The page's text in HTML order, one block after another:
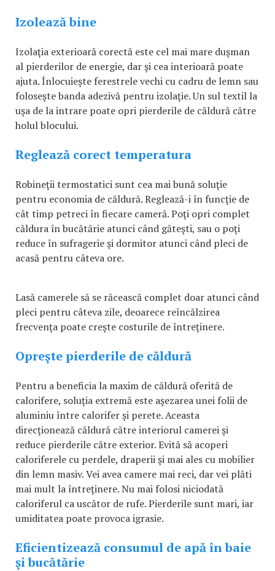
Izolează bine
Izolaţia exterioară corectă este cel mai mare duşman
al pierderilor de energie, dar şi cea interioară poate
ajuta. Înlocuieşte ferestrele vechi cu cadru de lemn sau
foloseşte banda adezivă pentru izolaţie. Un sul textil la
uşa de la intrare poate opri pierderile de căldură către
holul blocului.
Reglează corect temperatura
Robineţii termostatici sunt cea mai bună soluţie
pentru economia de căldură. Reglează-i în funcţie de
cât timp petreci în fiecare cameră. Poţi opri complet
căldura în bucătărie atunci când găteşti, sau o poţi
reduce în sufragerie şi dormitor atunci când pleci de
acasă pentru câteva ore.
Lasă camerele să se răcească complet doar atunci când
pleci pentru câteva zile, deoarece reîncălzirea
frecvenţa poate creşte costurile de întreţinere.
Opreşte pierderile de căldură
Pentru a beneficia la maxim de căldură oferită de
calorifere, soluţia extremă este aşezarea unei folii de
aluminiu între calorifer şi perete. Aceasta
direcţionează căldură către interiorul camerei şi
reduce pierderile către exterior. Evită să acoperi
caloriferele cu perdele, draperii şi mai ales cu mobilier
din lemn masiv. Vei avea camere mai reci, dar vei plăti
mai mult la întreţinere. Nu mai folosi niciodată
caloriferul ca uscător de rufe. Pierderile sunt mari, iar
umiditatea poate provoca igrasie.
Eficientizează consumul de apă în baie
şi bucătărie